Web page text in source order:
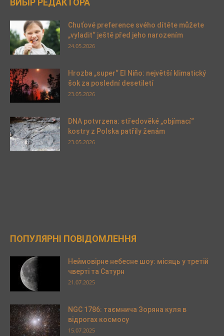
ВИБІР РЕДАКТОРА
Chuťové preference svého dítěte můžete
„vyladit“ ještě před jeho narozením
24.05.2026
Hrozba „super“ El Niño: největší klimatický
šok za poslední desetiletí
23.05.2026
DNA potvrzena: středověké „objímací“
kostry z Polska patřily ženám
23.05.2026
ПОПУЛЯРНІ ПОВІДОМЛЕННЯ
Неймовірне небесне шоу: місяць у третій
чверті та Сатурн
21.07.2025
NGC 1786: таємнича Зоряна куля в
відрогах космосу
15.07.2025